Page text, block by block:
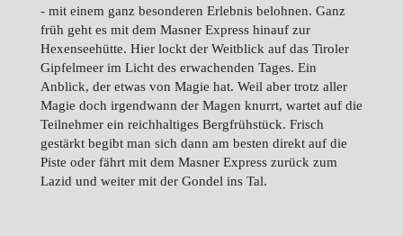
- mit einem ganz besonderen Erlebnis belohnen. Ganz
früh geht es mit dem Masner Express hinauf zur
Hexenseehütte. Hier lockt der Weitblick auf das Tiroler
Gipfelmeer im Licht des erwachenden Tages. Ein
Anblick, der etwas von Magie hat. Weil aber trotz aller
Magie doch irgendwann der Magen knurrt, wartet auf die
Teilnehmer ein reichhaltiges Bergfrühstück. Frisch
gestärkt begibt man sich dann am besten direkt auf die
Piste oder fährt mit dem Masner Express zurück zum
Lazid und weiter mit der Gondel ins Tal.